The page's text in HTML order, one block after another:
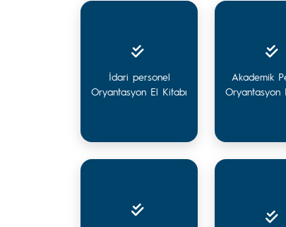
İdari personel
Oryantasyon El Kitabı
Akademik
Oryantasyon